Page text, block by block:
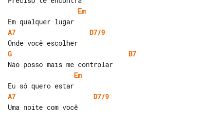
Em
A7
D7/9
G
B7
Em
A7
D7/9
Uma noite com você